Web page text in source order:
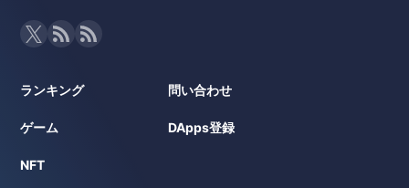
ランキング
ゲーム
NFT
問い合わせ
DApps登録